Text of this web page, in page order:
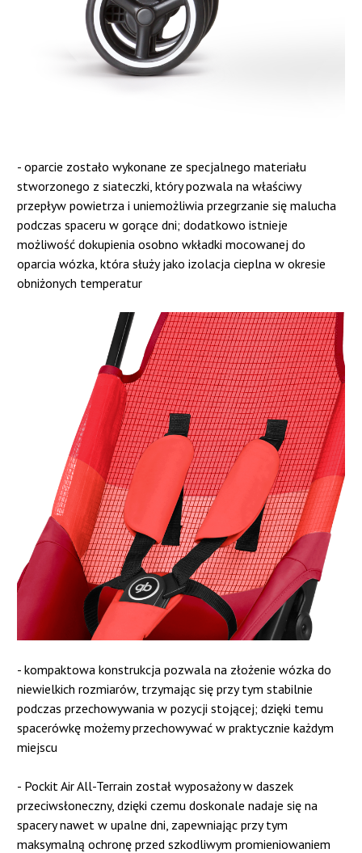
- oparcie zostało wykonane ze specjalnego materiału
stworzonego z siateczki, który pozwala na właściwy
przepływ powietrza i uniemożliwia przegrzanie się malucha
podczas spaceru w gorące dni; dodatkowo istnieje
możliwość dokupienia osobno wkładki mocowanej do
oparcia wózka, która służy jako izolacja cieplna w okresie
obniżonych temperatur
- kompaktowa konstrukcja pozwala na złożenie wózka do
niewielkich rozmiarów, trzymając się przy tym stabilnie
podczas przechowywania w pozycji stojącej; dzięki temu
spacerówkę możemy przechowywać w praktycznie każdym
miejscu
- Pockit Air All-Terrain został wyposażony w daszek
przeciwsłoneczny, dzięki czemu doskonale nadaje się na
spacery nawet w upalne dni, zapewniając przy tym
maksymalną ochronę przed szkodliwym promieniowaniem